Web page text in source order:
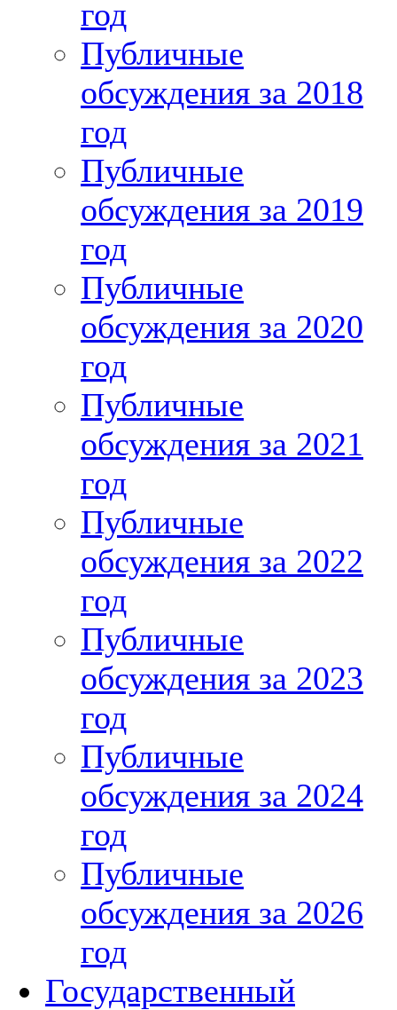
год
Публичные
обсуждения за 2018
год
Публичные
обсуждения за 2019
год
Публичные
обсуждения за 2020
год
Публичные
обсуждения за 2021
год
Публичные
обсуждения за 2022
год
Публичные
обсуждения за 2023
год
Публичные
обсуждения за 2024
год
Публичные
обсуждения за 2026
год
Государственный